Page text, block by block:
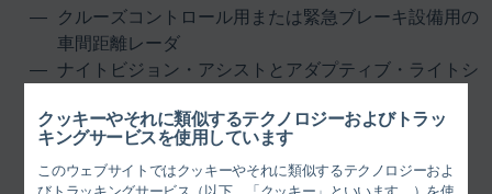
クッキーやそれに類似するテクノロジーおよびトラッ
キングサービスを使用しています
このウェブサイトではクッキーやそれに類似するテクノロジーおよ
クルーズコントロール用または緊急ブレーキ設備用の
車間距離レーダ
ナイトビジョン・アシストとアダプティブ・ライトシ
車線逸脱警告
ヘッドアップディスプレイ
バックカメラおよび/または全方位カメラシステム